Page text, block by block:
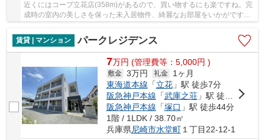
近くにはコープ立花店(358m)があるので、買い物するにも楽ですね。完
成時の室内の美しさを保った未入居物件、綺麗なお部屋をいかがです
賃貸 | マンション
パークレジデンス
7万円 (管理費等：5,000円 )
敷金 3万円 礼金
1ヶ月
東海道本線 「立花」駅 徒歩7分
阪急神戸本線 「武庫之荘」駅 徒歩18分
阪急神戸本線 「塚口 」駅 徒歩44分
1階 / 1LDK / 38.70㎡
兵庫県尼崎市水堂町１丁目22-12-1